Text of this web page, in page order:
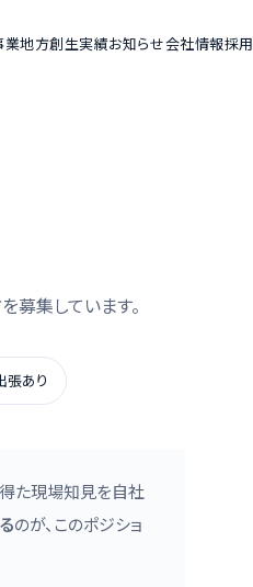
業地方創生実績お知らせ会社情報採用
募集しています。
張あり
得た現場知見を自社
のが、このポジショ